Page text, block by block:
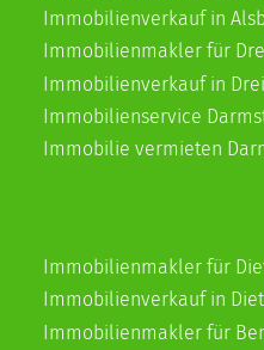
Immobilienverkauf in
Immobilienmakler für
Immobilienverkauf in
Immobilienservice
Immobilie vermieten
Immobilienmakler für
Immobilienverkauf in
Immobilienmakler für